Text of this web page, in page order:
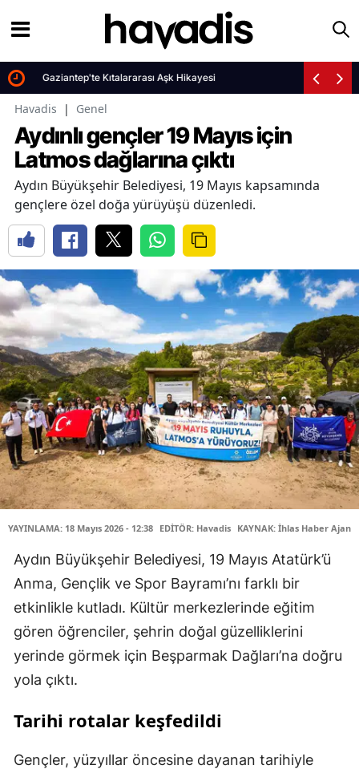
Gaziantep'te Kıtalararası Aşk Hikayesi
Havadis | Genel
Aydınlı gençler 19 Mayıs için
Latmos dağlarına çıktı
Aydın Büyükşehir Belediyesi, 19 Mayıs kapsamında
gençlere özel doğa yürüyüşü düzenledi.
YAYINLAMA: 18 Mayıs 2026 - 12:38 EDİTÖR: Havadis KAYNAK: İhlas Haber Ajansı
Aydın Büyükşehir Belediyesi, 19 Mayıs Atatürk’ü
Anma, Gençlik ve Spor Bayramı’nı farklı bir
etkinlikle kutladı. Kültür merkezlerinde eğitim
gören öğrenciler, şehrin doğal güzelliklerini
yerinde görmek için Beşparmak Dağları’na doğru
yola çıktı.
Tarihi rotalar keşfedildi
Gençler, yüzyıllar öncesine dayanan tarihiyle